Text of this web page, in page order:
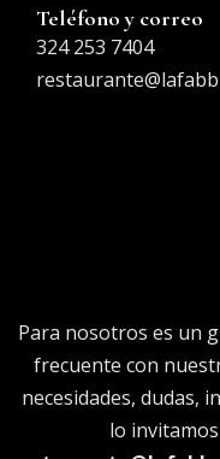
Teléfono y correo
324 253 7404
Para nosotros es un
frecuente con
necesidades, dudas,
lo